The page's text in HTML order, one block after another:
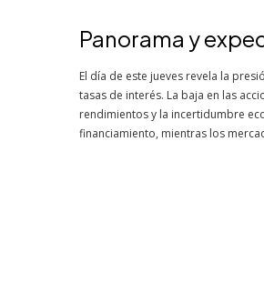
Panorama y
El día de este jueves revela la
tasas de interés. La baja en las
rendimientos y la incertidumbre
financiamiento, mientras los